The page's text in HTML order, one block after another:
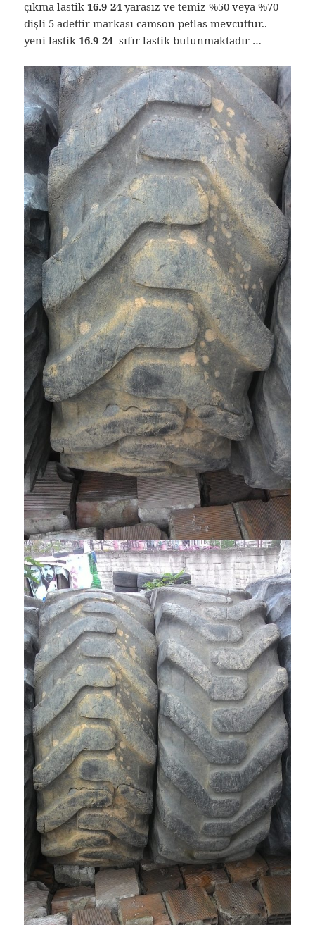
çıkma lastik16.9-24 yarasız ve temiz %50 veya %70
dişli 5 adettir markası camson petlas mevcuttur..
yeni lastik 16.9-24 sıfır lastik bulunmaktadır …